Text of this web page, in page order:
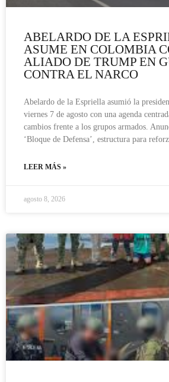
ABELARDO DE LA
ASUME EN COLOMBIA
ALIADO DE TRUMP EN
CONTRA EL NARCO
Abelardo de la Espriella asumió la
viernes 7 de agosto con una agenda
cambios frente a los grupos armados.
‘Bloque de Defensa’, estructura para
LEER MÁS »
agosto 8, 2026